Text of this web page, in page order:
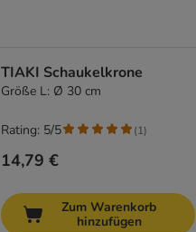
TIAKI Schaukelkrone
Größe L: Ø 30 cm
14,79 €
Rating: 5/5 (1)
Zum Warenkorb
hinzufügen